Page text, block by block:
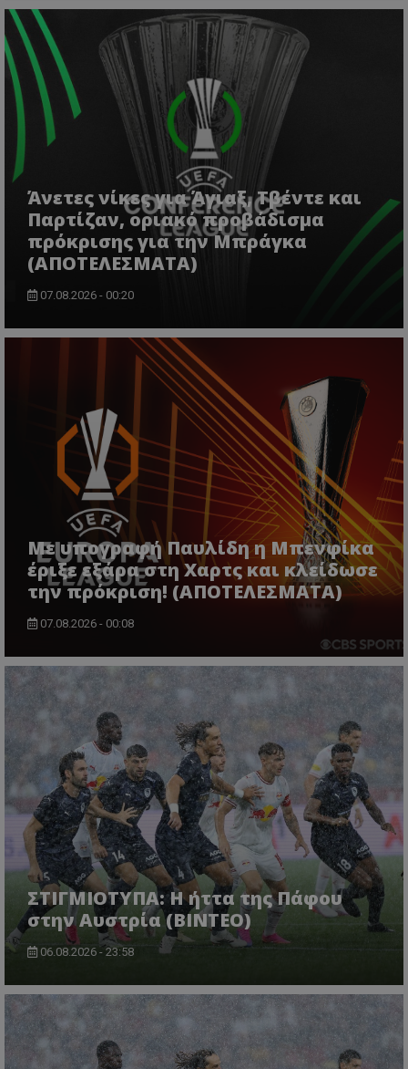
Άνετες νίκες για Άγιαξ, Τβέντε και
Παρτίζαν, οριακό προβάδισμα
πρόκρισης για την Μπράγκα
(ΑΠΟΤΕΛΕΣΜΑΤΑ)
07.08.2026 - 00:20
Με υπογραφή Παυλίδη η Μπενφίκα
έριξε εξάρα στη Χαρτς και κλείδωσε
την πρόκριση! (ΑΠΟΤΕΛΕΣΜΑΤΑ)
07.08.2026 - 00:08
ΣΤΙΓΜΙΟΤΥΠΑ: Η ήττα της Πάφου
στην Αυστρία (ΒΙΝΤΕΟ)
06.08.2026 - 23:58